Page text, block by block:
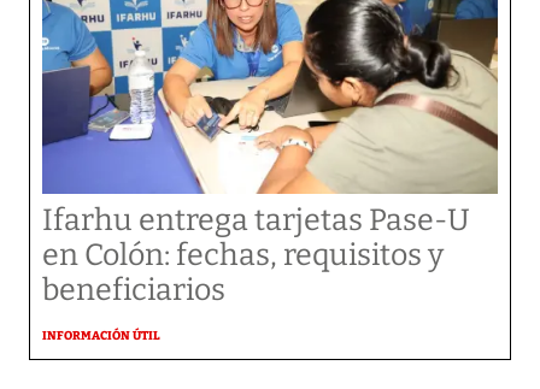
Ifarhu entrega tarjetas Pase-U
en Colón: fechas, requisitos y
beneficiarios
INFORMACIÓN ÚTIL